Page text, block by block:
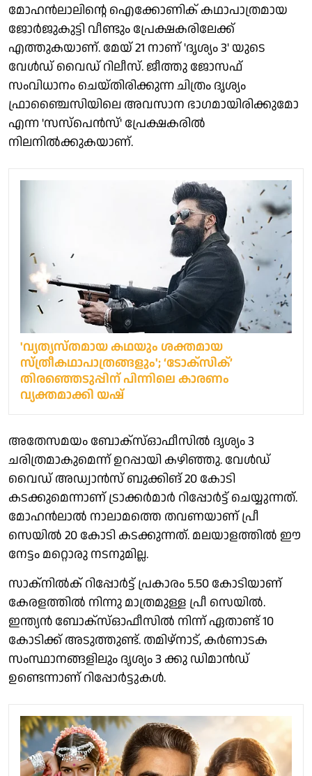
മോഹൻലാലിന്റെ ഐക്കോണിക് കഥാപാത്രമായ
ജോർജുകുട്ടി വീണ്ടും പ്രേക്ഷകരിലേക്ക്
എത്തുകയാണ്. മേയ് 21 നാണ് 'ദൃശ്യം 3' യുടെ
വേൾഡ് വൈഡ് റിലീസ്. ജീത്തു ജോസഫ്
സംവിധാനം ചെയ്തിരിക്കുന്ന ചിത്രം ദൃശ്യം
ഫ്രാഞ്ചൈസിയിലെ അവസാന ഭാഗമായിരിക്കുമോ
എന്ന 'സസ്‌പെൻസ്' പ്രേക്ഷകരിൽ
നിലനിൽക്കുകയാണ്.
'വ്യത്യസ്തമായ കഥയും ശക്തമായ
സ്ത്രീകഥാപാത്രങ്ങളും'; ‘ടോക്സിക്’
തിരഞ്ഞെടുപ്പിന് പിന്നിലെ കാരണം
വ്യക്തമാക്കി യഷ്
അതേസമയം ബോക്‌സ്ഓഫീസിൽ ദൃശ്യം 3
ചരിത്രമാകുമെന്ന് ഉറപ്പായി കഴിഞ്ഞു. വേൾഡ്
വൈഡ് അഡ്വാൻസ് ബുക്കിങ് 20 കോടി
കടക്കുമെന്നാണ് ട്രാക്കർമാർ റിപ്പോർട്ട് ചെയ്യുന്നത്.
മോഹൻലാൽ നാലാമത്തെ തവണയാണ് പ്രീ
സെയിൽ 20 കോടി കടക്കുന്നത്. മലയാളത്തിൽ ഈ
നേട്ടം മറ്റൊരു നടനുമില്ല.
സാക്‌നിൽക് റിപ്പോർട്ട് പ്രകാരം 5.50 കോടിയാണ്
കേരളത്തിൽ നിന്നു മാത്രമുള്ള പ്രീ സെയിൽ.
ഇന്ത്യൻ ബോക്‌സ്ഓഫീസിൽ നിന്ന് ഏതാണ്ട് 10
കോടിക്ക് അടുത്തുണ്ട്. തമിഴ്‌നാട്, കർണാടക
സംസ്ഥാനങ്ങളിലും ദൃശ്യം 3 ക്കു ഡിമാൻഡ്
ഉണ്ടെന്നാണ് റിപ്പോർട്ടുകൾ.